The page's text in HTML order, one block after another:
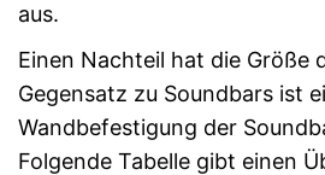
aus.
Einen Nachteil hat die Größe
Gegensatz zu Soundbars ist
Wandbefestigung der
Folgende Tabelle gibt einen